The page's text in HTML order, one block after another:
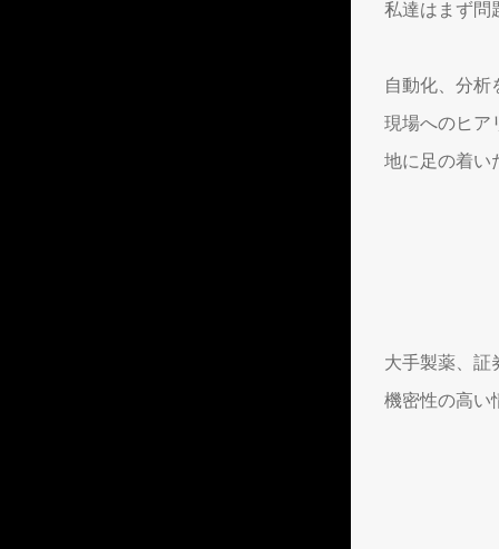
私達はまず問
自動化、分析
現場へのヒア
地に足の着い
大手製薬、証
機密性の高い